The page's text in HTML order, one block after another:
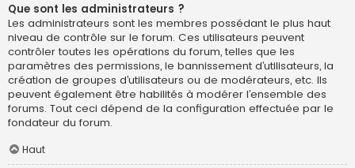
Que sont les administrateurs ?
Les administrateurs sont les membres possédant le plus haut
niveau de contrôle sur le forum. Ces utilisateurs peuvent
contrôler toutes les opérations du forum, telles que les
paramètres des permissions, le bannissement d’utilisateurs, la
création de groupes d’utilisateurs ou de modérateurs, etc. Ils
peuvent également être habilités à modérer l’ensemble des
forums. Tout ceci dépend de la configuration effectuée par le
fondateur du forum.
Haut